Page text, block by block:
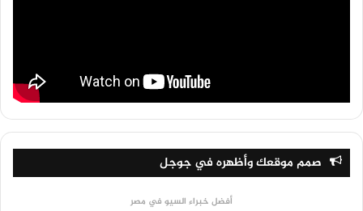
صمم موقعك وأظهره في جوجل
أفضل خبراء السيو في مصر